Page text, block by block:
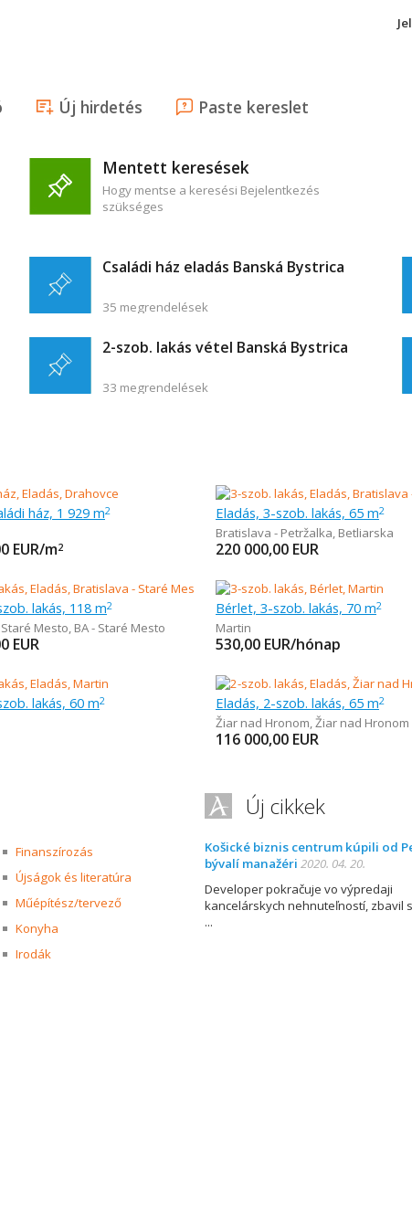
Új hirdetés Paste kereslet
Mentett keresések
Hogy mentse a keresési Bejelentkezés
szükséges
Családi ház eladás Banská Bystrica
35 megrendelések
2-szob. lakás vétel Banská Bystrica
33 megrendelések
ház, 1 929 m2
EUR/m2
Eladás, 3-szob. lakás, 65 m2
Bratislava - Petržalka, Betliarska
220 000,00 EUR
lakás, 118 m2
Mesto, BA - Staré Mesto
EUR
Bérlet, 3-szob. lakás, 70 m2
Martin
530,00 EUR/hónap
lakás, 60 m2 Eladás, 2-szob. lakás, 65 m2
Žiar nad Hronom,Žiar nad Hronom
116 000,00 EUR
Finanszírozás
Újságok és literatúra
Műépítész/tervező
Konyha
Irodák
Új cikkek
Košické biznis centrum kúpili od
bývalí manažéri 2020. 04. 20.
Developer pokračuje vo výpredaji
kancelárskych nehnuteľností, zbavil